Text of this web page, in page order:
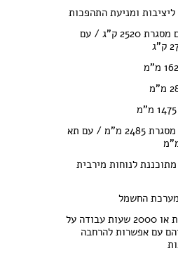
ומניעת התהפכות
משקל הכלי עם מסגרת 2520 ק"ג / עם
גובה הכלי עם מסגרת 2485 מ"מ / עם תא
לנוחות מירבית
החשמל
שנתיים אחריות או 2000 שעות עבודה על
עם אפשרות להרחבה